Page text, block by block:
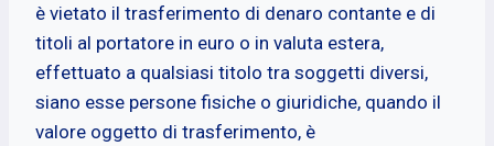
è vietato il trasferimento di denaro contante e di
titoli al portatore in euro o in valuta estera,
effettuato a qualsiasi titolo tra soggetti diversi,
siano esse persone fisiche o giuridiche, quando il
valore oggetto di trasferimento, è